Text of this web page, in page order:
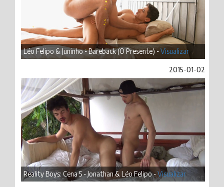
Léo Felipo & Juninho - Bareback (O Presente) -Visualizar
2015-01-02
Reality Boys: Cena 5 - Jonathan & Léo Felipo -Visualizar